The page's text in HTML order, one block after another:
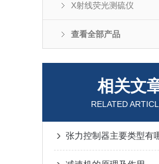
X射线荧光测硫仪‌
查看全部产品
相关文
RELATED
张力控制器主要类型有